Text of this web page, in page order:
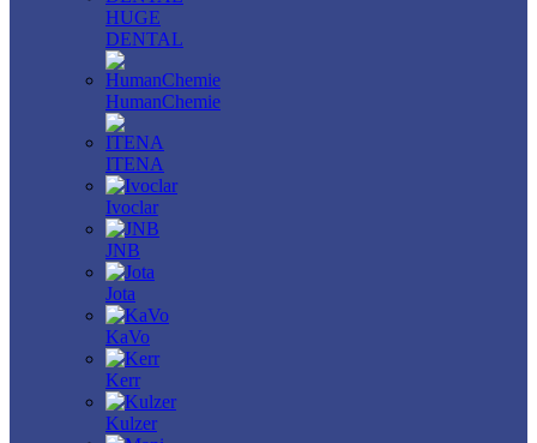
HUGE
DENTAL
HumanChemie
ITENA
Ivoclar
JNB
Jota
KaVo
Kerr
Kulzer